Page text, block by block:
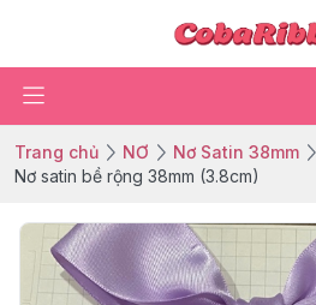
Trang chủ NƠ
Nơ Satin 38mm
Nơ satin bề rộng 38mm (3.8cm)